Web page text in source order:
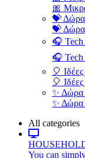
🎀
💝
💝
🎧
🎧
🎈
🎈
✨ Δώρα
✨ Δώρα
All categories
You can